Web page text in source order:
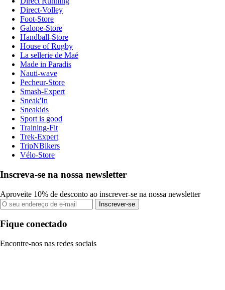
Direct-Volley
Foot-Store
Galope-Store
Handball-Store
House of Rugby
La sellerie de Maé
Made in Paradis
Nauti-wave
Pecheur-Store
Smash-Expert
Sneak'In
Sneakids
Sport is good
Training-Fit
Trek-Expert
TripNBikers
Vélo-Store
Inscreva-se na nossa newsletter
Aproveite 10% de desconto ao inscrever-se na nossa newsletter
Inscrever-se
Fique conectado
Encontre-nos nas redes sociais